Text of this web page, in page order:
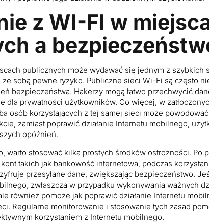
z WI-FI w
a
publicznych może wydawać się jednym z szybkich
sobą pewne ryzyko. Publiczne sieci Wi-Fi są często
bezpieczeństwa. Hakerzy mogą łatwo przechwycić
dla prywatności użytkowników. Co więcej, w
osób korzystających z tej samej sieci może
zamiast poprawić działanie Internetu mobilnego,
opóźnień.
warto stosować kilka prostych środków ostrożności. Po
takich jak bankowość internetowa, podczas
przesyłane dane, zwiększając bezpieczeństwo.
zwłaszcza w przypadku wykonywania ważnych
również pomoże jak poprawić działanie Internetu
Regularne monitorowanie i stosowanie tych zasad
korzystaniem z Internetu mobilnego.